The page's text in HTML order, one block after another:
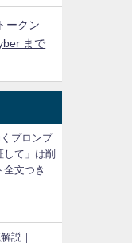
ークン
まで
プロンプ
して」は削
全文つき
説｜